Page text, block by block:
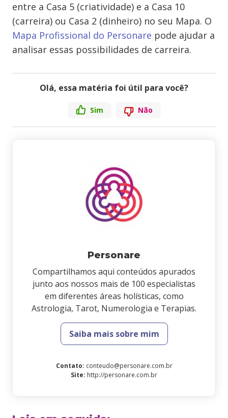
entre a Casa 5 (criatividade) e a Casa 10
(carreira) ou Casa 2 (dinheiro) no seu Mapa. O
Mapa Profissional do Personare pode ajudar a
analisar essas possibilidades de carreira.
Olá, essa matéria foi útil para você?
Sim Não
Personare
Compartilhamos aqui conteúdos apurados
junto aos nossos mais de 100 especialistas
em diferentes áreas holísticas, como
Astrologia, Tarot, Numerologia e Terapias.
Saiba mais sobre mim
Contato: conteudo@personare.com.br
Site: http://personare.com.br